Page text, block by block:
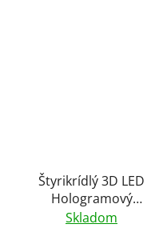
Štyrikrídlý 3D LED
Hologramový
Holografický Projektor
Skladom